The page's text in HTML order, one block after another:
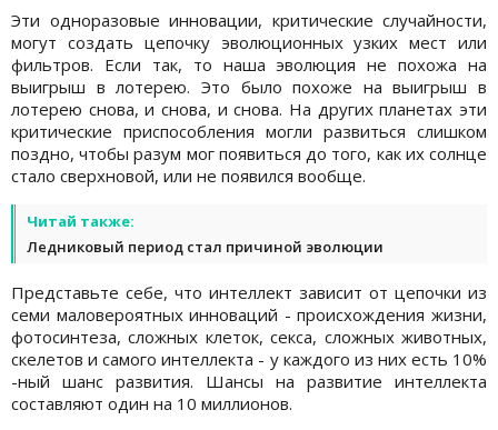
Эти одноразовые инновации, критические случайности,
могут создать цепочку эволюционных узких мест или
фильтров. Если так, то наша эволюция не похожа на
выигрыш в лотерею. Это было похоже на выигрыш в
лотерею снова, и снова, и снова. На других планетах эти
критические приспособления могли развиться слишком
поздно, чтобы разум мог появиться до того, как их солнце
стало сверхновой, или не появился вообще.
Читай также:
Ледниковый период стал причиной эволюции
Представьте себе, что интеллект зависит от цепочки из
семи маловероятных инноваций - происхождения жизни,
фотосинтеза, сложных клеток, секса, сложных животных,
скелетов и самого интеллекта - у каждого из них есть 10%
-ный шанс развития. Шансы на развитие интеллекта
составляют один на 10 миллионов.